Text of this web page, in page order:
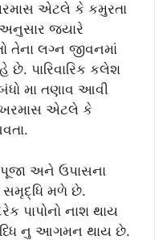
એટલે કે કમુરતા
જ્યારે
તેના લગ્ન જીવનમાં
પારિવારિક કલેશ
મા તણાવ આવી
એટલે કે
અને ઉપાસના
સમૃદ્ધિ મળે છે.
પાપોનો નાશ થાય
નુ આગમન થાય છે.